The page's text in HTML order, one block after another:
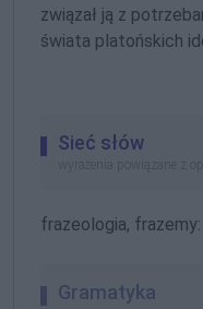
związał ją z
świata platońskich
Sieć słów
wyrażenia powiązane z
frazeologia, frazemy:
Gramatyka